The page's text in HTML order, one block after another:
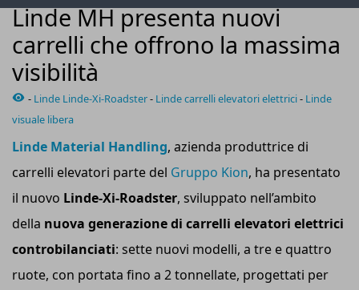
Linde MH presenta nuovi
carrelli che offrono la massima
visibilità
- Linde Linde-Xi-Roadster- Linde carrelli elevatori elettrici- Linde
visuale libera
Linde Material Handling, azienda produttrice di
carrelli elevatori parte del Gruppo Kion, ha presentato
il nuovo Linde-Xi-Roadster, sviluppato nell’ambito
della nuova generazione di carrelli elevatori elettrici
controbilanciati: sette nuovi modelli, a tre e quattro
ruote, con portata fino a 2 tonnellate, progettati per